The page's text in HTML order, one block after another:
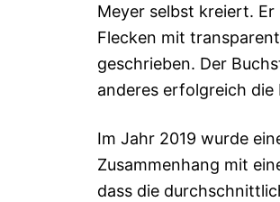
Meyer selbst kreiert.
Flecken mit
geschrieben. Der
anderes erfolgreich die
Im Jahr 2019 wurde
Zusammenhang mit
dass die